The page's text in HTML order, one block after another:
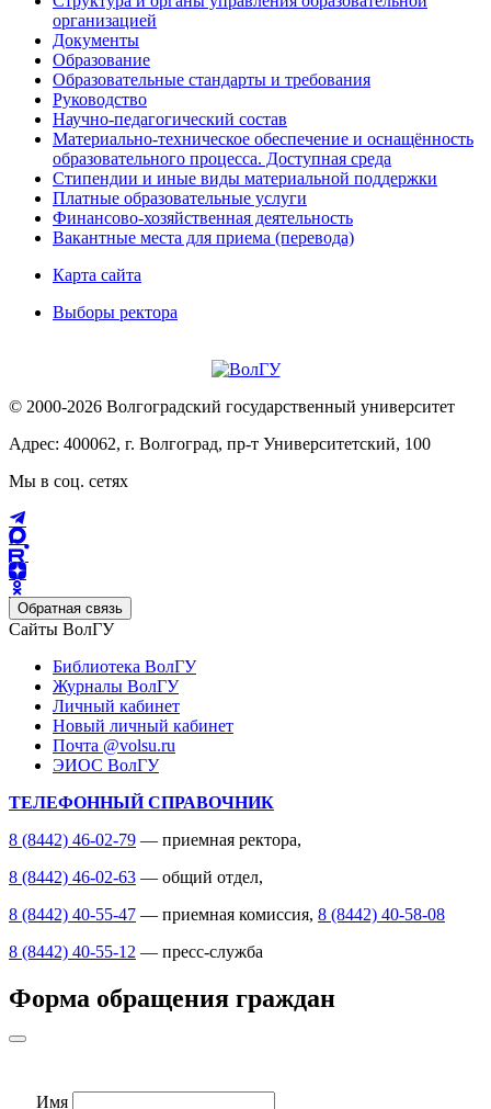
организацией
Документы
Образование
Образовательные стандарты и требования
Руководство
Научно-педагогический состав
Материально-техническое обеспечение и оснащённость
образовательного процесса. Доступная среда
Стипендии и иные виды материальной поддержки
Платные образовательные услуги
Финансово-хозяйственная деятельность
Вакантные места для приема (перевода)
Карта сайта
Выборы ректора
© 2000-2026 Волгоградский государственный университет
Адрес: 400062, г. Волгоград, пр-т Университетский, 100
Мы в соц. сетях
Обратная связь
Сайты ВолГУ
Библиотека ВолГУ
Журналы ВолГУ
Личный кабинет
Новый личный кабинет
Почта @volsu.ru
ЭИОС ВолГУ
ТЕЛЕФОННЫЙ СПРАВОЧНИК
8 (8442) 46-02-79 — приемная ректора,
8 (8442) 46-02-63 — общий отдел,
8 (8442) 40-55-47 — приемная комиссия, 8 (8442) 40-58-08
8 (8442) 40-55-12 — пресс-служба
Форма обращения граждан
Имя